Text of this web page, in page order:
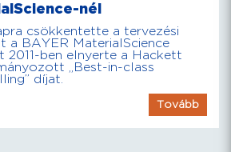
nél
csökkentette a tervezési
a BAYER MaterialScience
2011-ben elnyerte a Hackett
„Best-in-class
díjat.
Tovább